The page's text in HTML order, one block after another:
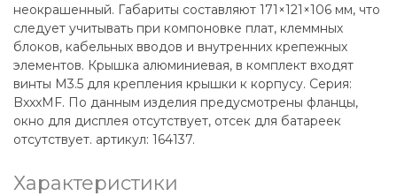
неокрашенный. Габариты составляют 171×121×106 мм, что
следует учитывать при компоновке плат, клеммных
блоков, кабельных вводов и внутренних крепежных
элементов. Крышка алюминиевая, в комплект входят
винты М3.5 для крепления крышки к корпусу. Серия:
BxxxMF. По данным изделия предусмотрены фланцы,
окно для дисплея отсутствует, отсек для батареек
отсутствует. артикул: 164137.
Характеристики